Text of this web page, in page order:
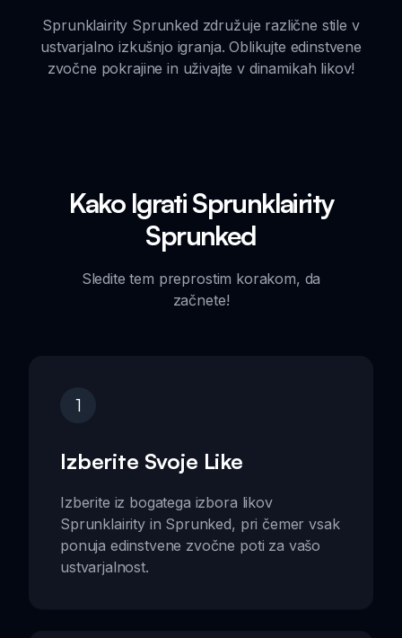
Sprunklairity Sprunked združuje različne stile v
ustvarjalno izkušnjo igranja. Oblikujte edinstvene
zvočne pokrajine in uživajte v dinamikah likov!
Kako Igrati Sprunklairity
Sprunked
Sledite tem preprostim korakom, da
začnete!
1
Izberite Svoje Like
Izberite iz bogatega izbora likov
Sprunklairity in Sprunked, pri čemer vsak
ponuja edinstvene zvočne poti za vašo
ustvarjalnost.